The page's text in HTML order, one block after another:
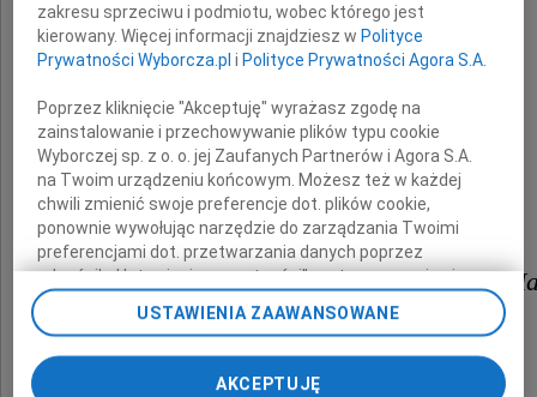
zasłużonego dla kultury Dolnego Śląska.
Żonie Katarzynie i najbliższym
składamy wyrazy głębokiego współczucia.
zakresu sprzeciwu i podmiotu, wobec którego jest
kierowany. Więcej informacji znajdziesz wPolityce
Prywatności Wyborcza.pl iPolityce Prywatności Agora S.A.
Poprzez kliknięcie "Akceptuję" wyrażasz zgodę na
zainstalowanie i przechowywanie plików typu cookie
Wyborczej sp. z o. o. jej Zaufanych Partnerów i Agora S.A.
na Twoim urządzeniu końcowym. Możesz też w każdej
chwili zmienić swoje preferencje dot. plików cookie,
ponownie wywołując narzędzie do zarządzania Twoimi
preferencjami dot. przetwarzania danych poprzez
odnośnik „Ustawienia prywatności” w stopce serwisu i
przechodząc do sekcji „Ustawienia zaawansowane”.
Zmiana ustawień plików cookie możliwa jest także za
USTAWIENIA ZAAWANSOWANE
AKCEPTUJĘ